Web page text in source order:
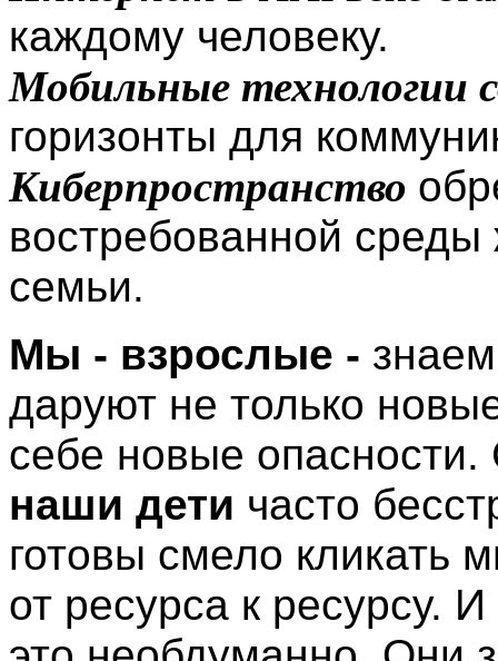
каждому человеку.
Мобильные технологии
горизонты для
Киберпространство
востребованной
семьи.
Мы - взрослые -
даруют не только
себе новые
наши дети часто
готовы смело кликать
от ресурса к ресурсу. И